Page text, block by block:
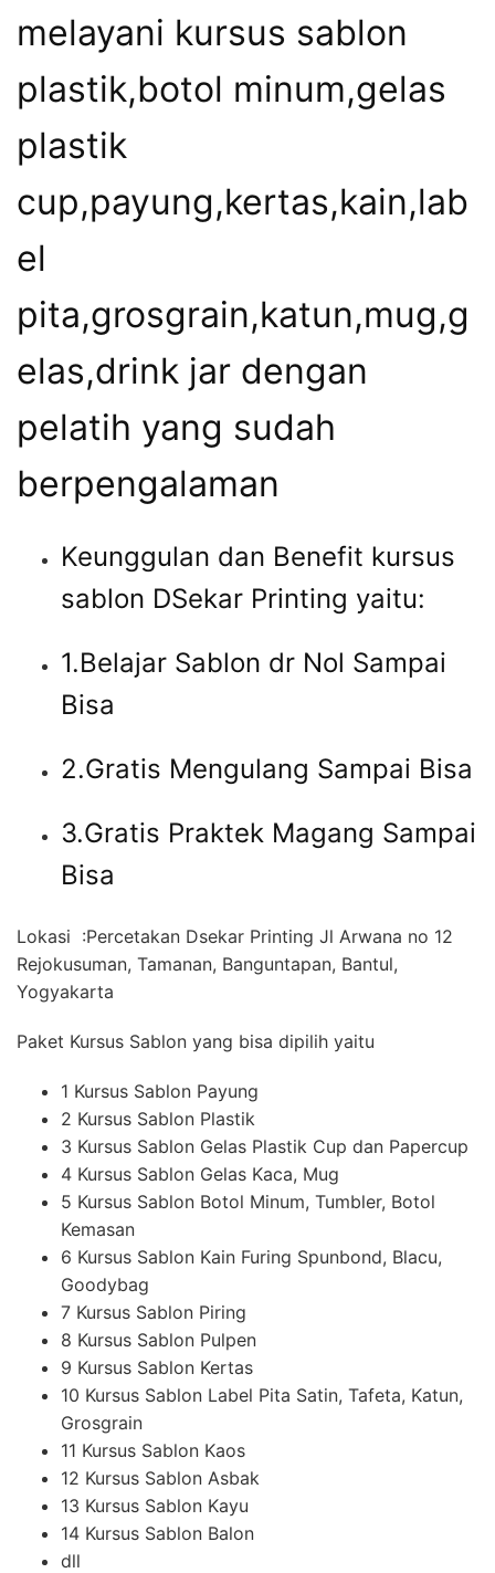
melayani kursus sablon
plastik,botol minum,gelas
plastik
cup,payung,kertas,kain,lab
el
pita,grosgrain,katun,mug,g
elas,drink jar dengan
pelatih yang sudah
berpengalaman
Keunggulan dan Benefit kursus
sablon DSekar Printing yaitu:
1.Belajar Sablon dr Nol Sampai
Bisa
2.Gratis Mengulang Sampai Bisa
3.Gratis Praktek Magang Sampai
Bisa
Lokasi :Percetakan Dsekar Printing Jl Arwana no 12
Rejokusuman, Tamanan, Banguntapan, Bantul,
Yogyakarta
Paket Kursus Sablon yang bisa dipilih yaitu
1 Kursus Sablon Payung
2 Kursus Sablon Plastik
3 Kursus Sablon Gelas Plastik Cup dan Papercup
4 Kursus Sablon Gelas Kaca, Mug
5 Kursus Sablon Botol Minum, Tumbler, Botol
Kemasan
6 Kursus Sablon Kain Furing Spunbond, Blacu,
Goodybag
7 Kursus Sablon Piring
8 Kursus Sablon Pulpen
9 Kursus Sablon Kertas
10 Kursus Sablon Label Pita Satin, Tafeta, Katun,
Grosgrain
11 Kursus Sablon Kaos
12 Kursus Sablon Asbak
13 Kursus Sablon Kayu
14 Kursus Sablon Balon
dll